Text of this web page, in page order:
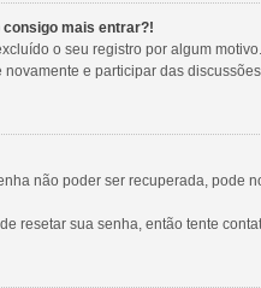
mais entrar?!
o seu registro por algum
e participar das
não poder ser recuperada, pode
resetar sua senha, então tente